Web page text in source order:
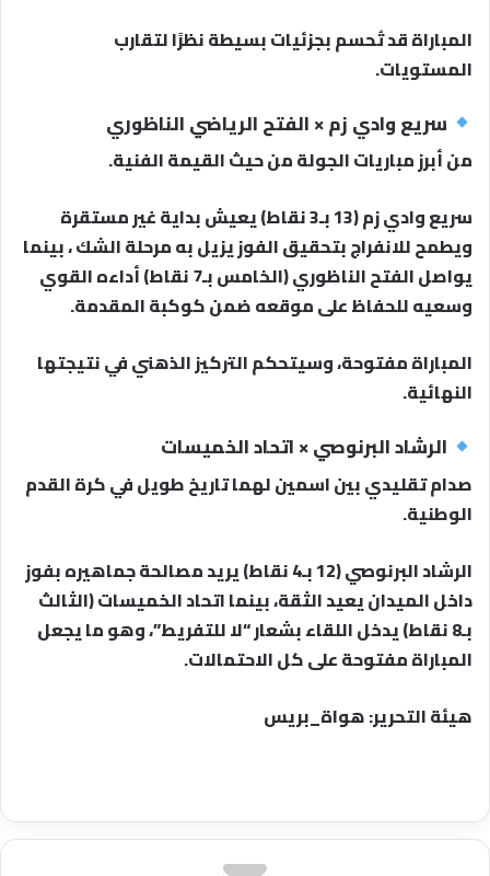
المباراة قد تُحسم بجزئيات بسيطة نظرًا لتقارب
المستويات.
سريع وادي زم × الفتح الرياضي الناظوري
من أبرز مباريات الجولة من حيث القيمة الفنية.
سريع وادي زم (13 بـ3 نقاط) يعيش بداية غير مستقرة
ويطمح للانفراج بتحقيق الفوز يزيل به مرحلة الشك ، بينما
يواصل الفتح الناظوري (الخامس بـ7 نقاط) أداءه القوي
وسعيه للحفاظ على موقعه ضمن كوكبة المقدمة.
المباراة مفتوحة، وسيتحكم التركيز الذهني في نتيجتها
النهائية.
الرشاد البرنوصي × اتحاد الخميسات
صدام تقليدي بين اسمين لهما تاريخ طويل في كرة القدم
الوطنية.
الرشاد البرنوصي (12 بـ4 نقاط) يريد مصالحة جماهيره بفوز
داخل الميدان يعيد الثقة، بينما اتحاد الخميسات (الثالث
بـ8 نقاط) يدخل اللقاء بشعار “لا للتفريط”، وهو ما يجعل
المباراة مفتوحة على كل الاحتمالات.
هيئة التحرير: هواة_بريس